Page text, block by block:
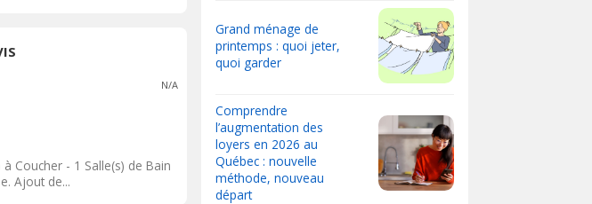
N/A
Coucher - 1 Salle(s) de Bain
Ajout de...
Grand ménage de
printemps : quoi jeter,
quoi garder
Comprendre
l’augmentation des
loyers en 2026 au
Québec : nouvelle
méthode, nouveau
départ